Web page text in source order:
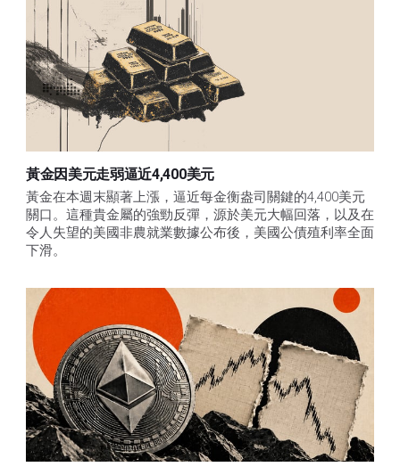
黃金因美元走弱逼近4,400美元
黃金在本週末顯著上漲，逼近每金衡盎司關鍵的4,400美元
關口。這種貴金屬的強勁反彈，源於美元大幅回落，以及在
令人失望的美國非農就業數據公布後，美國公債殖利率全面
下滑。